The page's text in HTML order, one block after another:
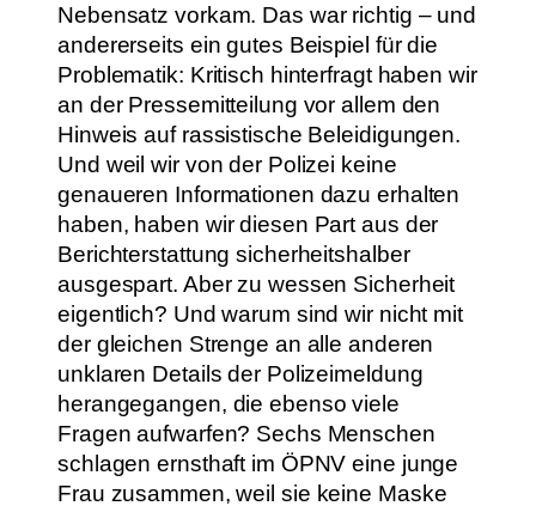
Nebensatz vorkam. Das war richtig – und
andererseits ein gutes Beispiel für die
Problematik: Kritisch hinterfragt haben wir
an der Pressemitteilung vor allem den
Hinweis auf rassistische Beleidigungen.
Und weil wir von der Polizei keine
genaueren Informationen dazu erhalten
haben, haben wir diesen Part aus der
Berichterstattung sicherheitshalber
ausgespart. Aber zu wessen Sicherheit
eigentlich? Und warum sind wir nicht mit
der gleichen Strenge an alle anderen
unklaren Details der Polizeimeldung
herangegangen, die ebenso viele
Fragen aufwarfen? Sechs Menschen
schlagen ernsthaft im ÖPNV eine junge
Frau zusammen, weil sie keine Maske